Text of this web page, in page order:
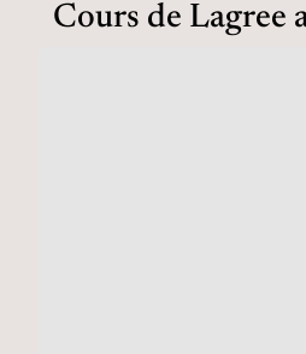
Cours de Lagree